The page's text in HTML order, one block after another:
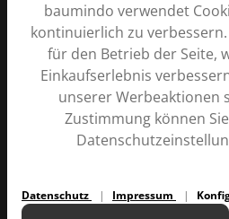
baumindo verwendet
kontinuierlich zu
für den Betrieb der Seite,
Einkaufserlebnis
unserer Werbeaktionen
Zustimmung können
Datenschutz Impressum
Alle Preise inkl. gesetzl.
KontaktRatgeberVersand